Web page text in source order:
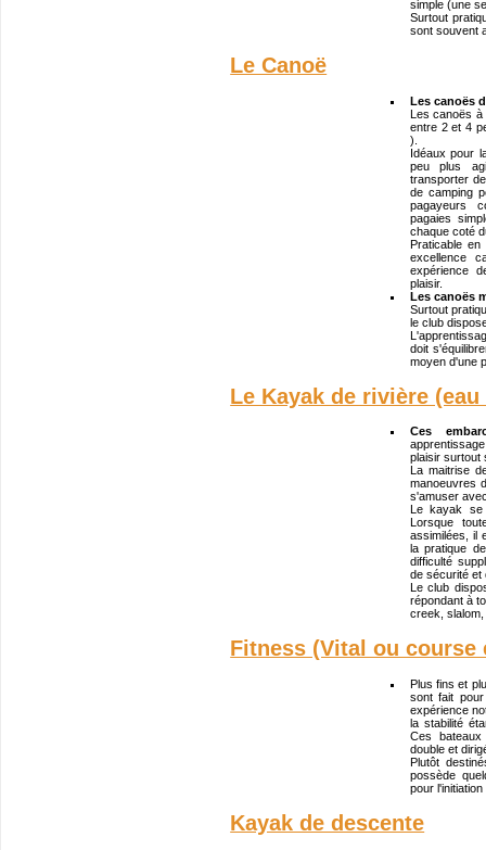
simple (une
Surtout
sont souvent
Le Canoë
Les canoës
Les canoës à
entre 2 et 4
).
Idéaux pour
peu plus
transporter
de camping
pagayeurs
pagaies
chaque coté
Praticable en
excellence
expérience
plaisir.
Les canoës
Surtout
le club
doit
moyen d'une
Le Kayak de rivière
Ces
plaisir surtout
La maitrise
manoeuvres
s'amuser
Le kayak
Lorsque
assimilées, il
la pratique
difficulté
de sécurité et
Le club
répondant à
creek,
Fitness (Vital ou course
Plus fins et
sont fait
expérience
la stabilité
Ces
double et
Plutôt
possède
pour
Kayak de descente